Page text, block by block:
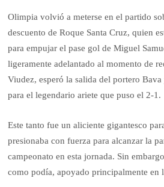
Olimpia volvió a meterse en el partido
descuento de Roque Santa Cruz, quien
para empujar el pase gol de Miguel
ligeramente adelantado al momento de
Viudez, esperó la salida del portero
para el legendario ariete que puso el 2-1.
Este tanto fue un aliciente gigantesco
presionaba con fuerza para alcanzar la
campeonato en esta jornada. Sin
como podía, apoyado principalmente en